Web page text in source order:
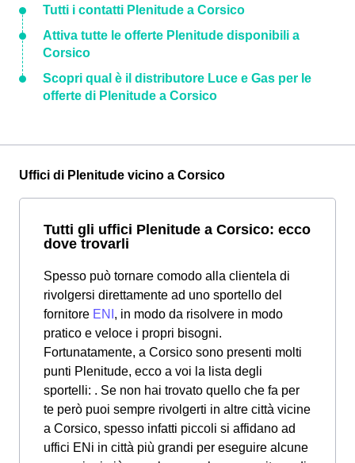
Tutti i contatti Plenitude a Corsico
Attiva tutte le offerte Plenitude disponibili a
Corsico
Scopri qual è il distributore Luce e Gas per le
offerte di Plenitude a Corsico
Uffici di Plenitude vicino a Corsico
Tutti gli uffici Plenitude a Corsico: ecco
dove trovarli
Spesso può tornare comodo alla clientela di
rivolgersi direttamente ad uno sportello del
fornitore ENI , in modo da risolvere in modo
pratico e veloce i propri bisogni.
Fortunatamente, a Corsico sono presenti molti
punti Plenitude, ecco a voi la lista degli
sportelli: . Se non hai trovato quello che fa per
te però puoi sempre rivolgerti in altre città vicine
a Corsico, spesso infatti piccoli si affidano ad
uffici ENi in città più grandi per eseguire alcune